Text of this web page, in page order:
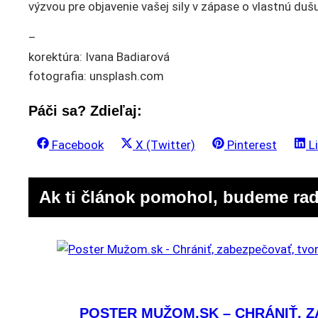
výzvou pre objavenie vašej sily v zápase o vlastnú
–
korektúra: Ivana Badiarová
fotografia: unsplash.com
Páči sa? Zdieľaj:
Share
Facebook
Share
X (Twitter)
Share
Pinterest
Ak ti článok pomohol, budeme
POSTER MUŽOM.SK – CHRÁNIŤ,